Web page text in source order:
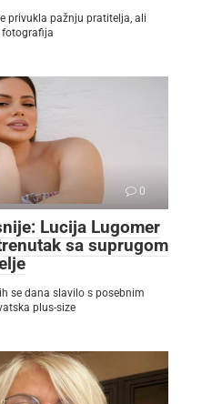
privukla pažnju pratitelja, ali
fotografija
0
Lucija Lugomer
sa suprugom
se dana slavilo s posebnim
plus-size